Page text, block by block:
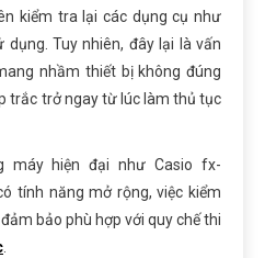
kiểm tra lại các dụng cụ như
Tuy nhiên, đây lại là vấn
nhầm thiết bị không đúng
trắc trở ngay từ lúc làm thủ tục
máy hiện đại như Casio fx-
tính năng mở rộng, việc kiểm
bảo phù hợp với quy chế thi